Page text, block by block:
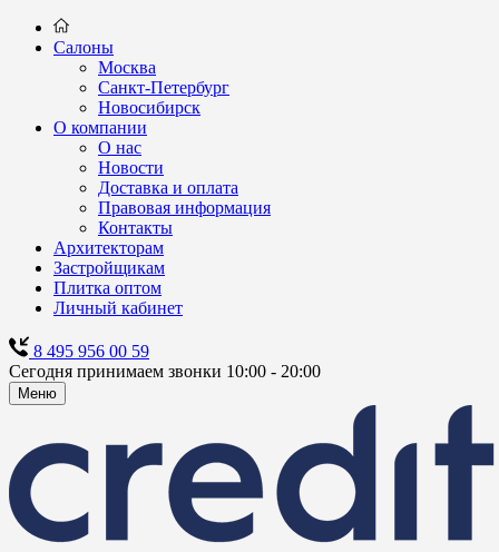
Салоны
Москва
Санкт-Петербург
Новосибирск
О компании
О нас
Новости
Доставка и оплата
Правовая информация
Контакты
Архитекторам
Застройщикам
Плитка оптом
Личный кабинет
8 495 956 00 59
Сегодня принимаем звонки 10:00 - 20:00
Меню